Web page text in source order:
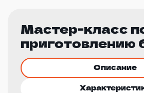
Мастер-класс
приготовлению
Описание